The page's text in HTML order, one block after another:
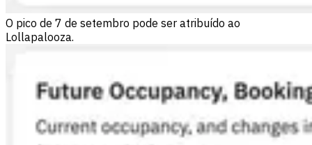
O pico de 7 de setembro pode ser atribuído ao
Lollapalooza.